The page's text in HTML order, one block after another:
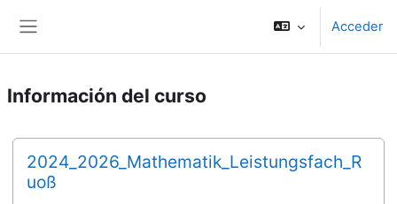
Acceder
Información del curso
2024_2026_Mathematik_Leistungsfach_R
uoß